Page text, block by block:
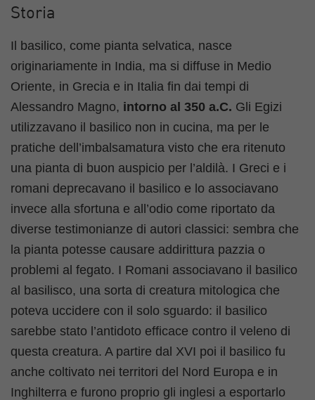
Storia
Il basilico, come pianta selvatica, nasce
originariamente in India, ma si diffuse in Medio
Oriente, in Grecia e in Italia fin dai tempi di
Alessandro Magno, intorno al 350 a.C. Gli Egizi
utilizzavano il basilico non in cucina, ma per le
pratiche dell’imbalsamatura visto che era ritenuto
una pianta di buon auspicio per l’aldilà. I Greci e i
romani deprecavano il basilico e lo associavano
invece alla sfortuna e all’odio come riportato da
diverse testimonianze di autori classici: sembra che
la pianta potesse causare addirittura pazzia o
problemi al fegato. I Romani associavano il basilico
al basilisco, una sorta di creatura mitologica che
poteva uccidere con il solo sguardo: il basilico
sarebbe stato l’antidoto efficace contro il veleno di
questa creatura. A partire dal XVI poi il basilico fu
anche coltivato nei territori del Nord Europa e in
Inghilterra e furono proprio gli inglesi a esportarlo